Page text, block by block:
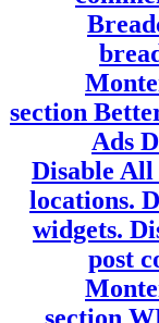
image in
the
appear
«
appear
« Via »
Single?